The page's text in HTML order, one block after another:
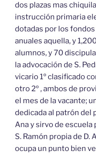
dos plazas mas
instrucción primaria
dotadas por los
anuales aquella, y
alumnos, y 70
la advocación de S.
vicario 1º clasificado
otro 2º , ambos de
el mes de la vacante;
dedicada al patrón del
Ana y sirvo de escuela
S. Ramón propia de
ocupa un punto bien